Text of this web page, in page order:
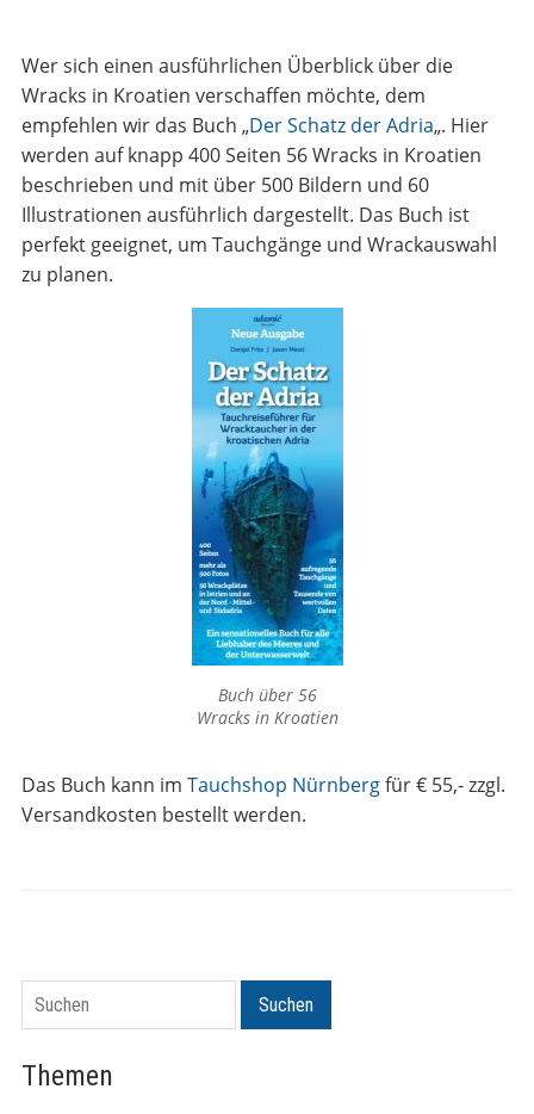
Suchen Suchen
Themen
Wer sich einen ausführlichen Überblick über die
Wracks in Kroatien verschaffen möchte, dem
empfehlen wir das Buch „Der Schatz der Adria„. Hier
werden auf knapp 400 Seiten 56 Wracks in Kroatien
beschrieben und mit über 500 Bildern und 60
Illustrationen ausführlich dargestellt. Das Buch ist
perfekt geeignet, um Tauchgänge und Wrackauswahl
zu planen.
Buch über 56
Wracks in Kroatien
Das Buch kann im Tauchshop Nürnbergfür € 55,- zzgl.
Versandkosten bestellt werden.